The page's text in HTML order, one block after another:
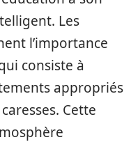
Les
l’importance
consiste à
appropriés
Cette